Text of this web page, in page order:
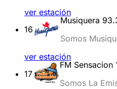
16
Musiquera
Somos
A.G
más
Activa TV y
ver estación
17
FM Sensacion
Somos La
ver estación